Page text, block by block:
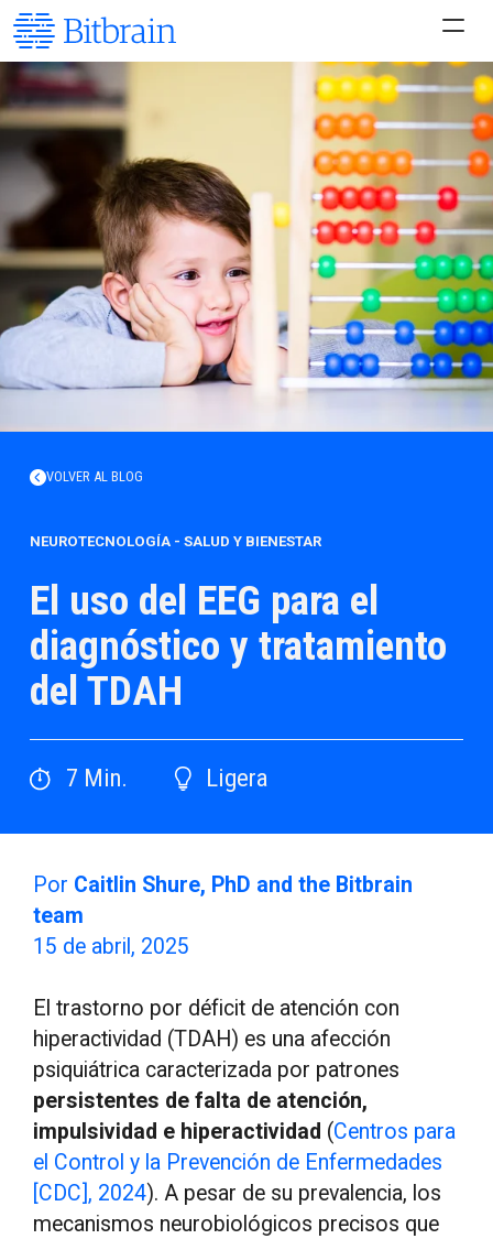
VOLVER AL BLOG
NEUROTECNOLOGÍA -SALUD Y BIENESTAR
El uso del EEG para el
diagnóstico y tratamiento
del TDAH
7 Min. Ligera
Por Caitlin Shure, PhD and the Bitbrain
team
15 de abril, 2025
El trastorno por déficit de atención con
hiperactividad (TDAH) es una afección
psiquiátrica caracterizada por patrones
persistentes de falta de atención,
impulsividad e hiperactividad (Centros para
el Control y la Prevención de Enfermedades
[CDC], 2024). A pesar de su prevalencia, los
mecanismos neurobiológicos precisos que